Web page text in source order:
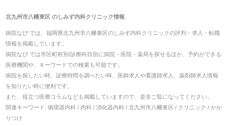
北九州市八幡東区のしみず内科クリニック情報
病院なび では、 福岡県北九州市八幡東区のしみず内科クリニックの評判・求人・転職
情報を掲載しています。
病院なび では市区町村別/診療科目別に病院・医院・薬局を探せるほか、予約ができる
医療機関や、キーワードでの検索も可能です。
病院を探したい時、診療時間を調べたい時、医師求人や看護師求人、薬剤師求人情報
を知りたい時に便利です。
また、役立つ医療コラムなども掲載していますので、是非ご覧になってください。
関連キーワード: 循環器内科 / 内科 / 消化器内科 / 北九州市八幡東区 / クリニック / かか
りつけ